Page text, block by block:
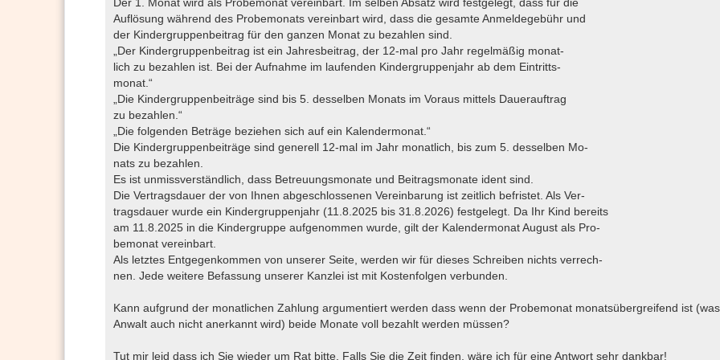
Auflösung während des Probemonats vereinbart wird, dass die gesamte Anmeldegebühr und
der Kindergruppenbeitrag für den ganzen Monat zu bezahlen sind.
„Der Kindergruppenbeitrag ist ein Jahresbeitrag, der 12-mal pro Jahr regelmäßig monat-
lich zu bezahlen ist. Bei der Aufnahme im laufenden Kindergruppenjahr ab dem Eintritts-
monat.“
„Die Kindergruppenbeiträge sind bis 5. desselben Monats im Voraus mittels Dauerauftrag
zu bezahlen.“
„Die folgenden Beträge beziehen sich auf ein Kalendermonat.“
Die Kindergruppenbeiträge sind generell 12-mal im Jahr monatlich, bis zum 5. desselben Mo-
nats zu bezahlen.
Es ist unmissverständlich, dass Betreuungsmonate und Beitragsmonate ident sind.
Die Vertragsdauer der von Ihnen abgeschlossenen Vereinbarung ist zeitlich befristet. Als Ver-
tragsdauer wurde ein Kindergruppenjahr (11.8.2025 bis 31.8.2026) festgelegt. Da Ihr Kind bereits
am 11.8.2025 in die Kindergruppe aufgenommen wurde, gilt der Kalendermonat August als Pro-
bemonat vereinbart.
Als letztes Entgegenkommen von unserer Seite, werden wir für dieses Schreiben nichts verrech-
nen. Jede weitere Befassung unserer Kanzlei ist mit Kostenfolgen verbunden.
Kann aufgrund der monatlichen Zahlung argumentiert werden dass wenn der Probemonat monatsübergreifend ist
Anwalt auch nicht anerkannt wird) beide Monate voll bezahlt werden müssen?
Tut mir leid dass ich Sie wieder um Rat bitte. Falls Sie die Zeit finden, wäre ich für eine Antwort sehr dankbar!